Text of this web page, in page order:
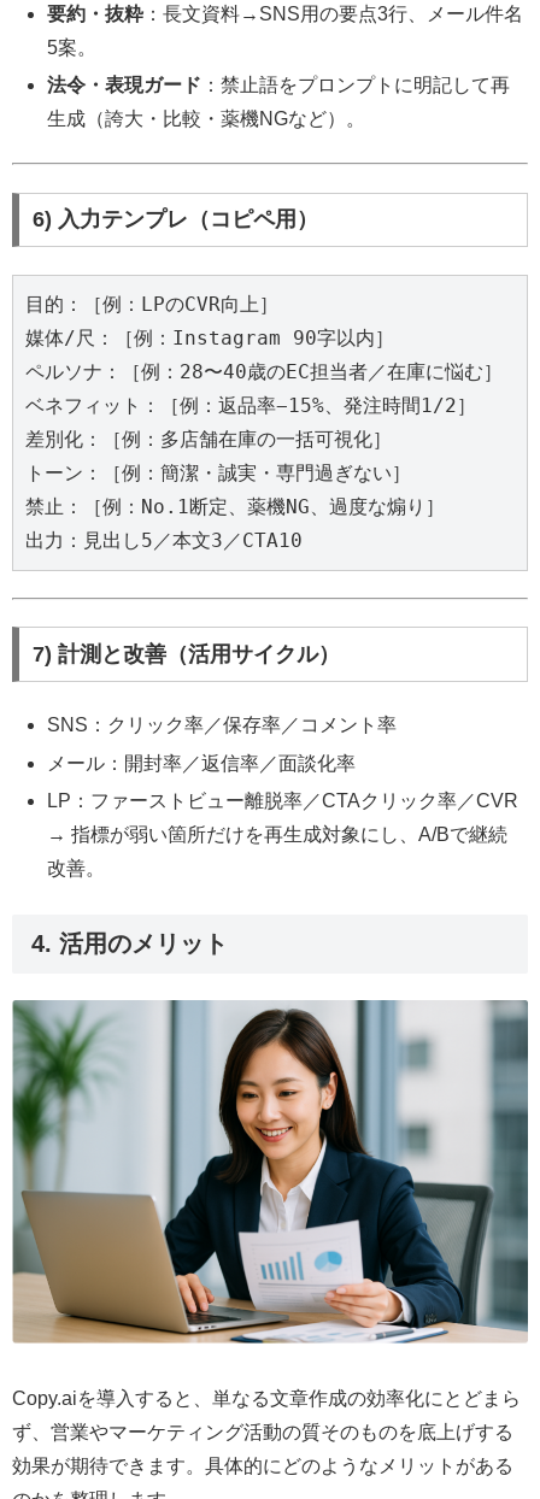
要約・抜粋 ：長文資料→SNS用の要点3行、メール件名
5案。
法令・表現ガード ：禁止語をプロンプトに明記して再
生成（誇大・比較・薬機NGなど）。
6) 入力テンプレ（コピペ用）
目的：［例：LPのCVR向上］
媒体/尺：［例：Instagram 90字以内］
ペルソナ：［例：28〜40歳のEC担当者／在庫に悩む］
ベネフィット：［例：返品率−15%、発注時間1/2］
差別化：［例：多店舗在庫の一括可視化］
トーン：［例：簡潔・誠実・専門過ぎない］
禁止：［例：No.1断定、薬機NG、過度な煽り］
7) 計測と改善（活用サイクル）
SNS：クリック率／保存率／コメント率
メール：開封率／返信率／面談化率
LP：ファーストビュー離脱率／CTAクリック率／CVR
→ 指標が弱い箇所だけを再生成対象にし、A/Bで継続
改善。
4. 活用のメリット
Copy.aiを導入すると、単なる文章作成の効率化にとどまら
ず、営業やマーケティング活動の質そのものを底上げする
効果が期待できます。具体的にどのようなメリットがある